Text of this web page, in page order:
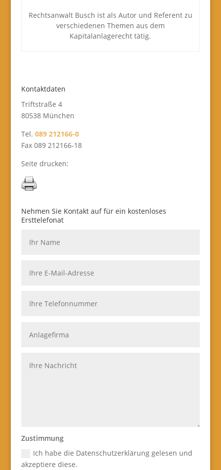
Rechtsanwalt Busch ist als Autor und Referent zu
verschiedenen Themen aus dem
Kapitalanlagerecht tätig.
Kontaktdaten
Triftstraße 4
80538 München
Tel. 089 212166-0
Fax 089 212166-18
Seite drucken:
Nehmen Sie Kontakt auf für ein kostenloses
Ersttelefonat
Zustimmung
Ich habe die Datenschutzerklärung gelesen und
akzeptiere diese.